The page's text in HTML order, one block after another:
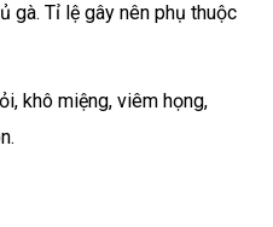
gà. Tỉ lệ gây nên phụ thuộc
khô miệng, viêm họng,